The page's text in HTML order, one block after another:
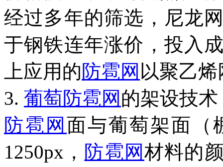
经过多年的筛选，尼龙
于钢铁连年涨价，投入
上应用的防雹网 以聚乙
3. 葡萄防雹网 的架设技术
防雹网面与葡萄架面（
1250px ， 防雹网材料的